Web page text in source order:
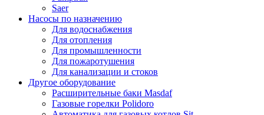
Saer
Насосы по назначению
Для водоснабжения
Для отопления
Для промышленности
Для пожаротушения
Для канализации и стоков
Другое оборудование
Расширительные баки Masdaf
Газовые горелки Polidoro